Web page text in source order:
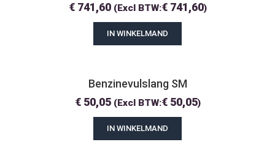
€741,60 (Excl BTW:€741,60)
IN WINKELMAND
Benzinevulslang SM
€50,05 (Excl BTW:€50,05)
IN WINKELMAND